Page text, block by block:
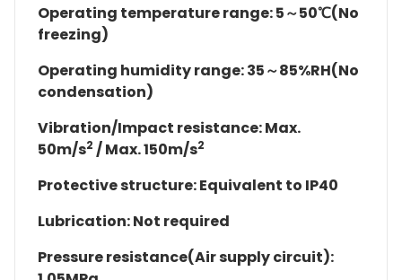
Operating temperature range: 5～50℃(No
freezing)
Operating humidity range: 35～85%RH(No
condensation)
Vibration/Impact resistance: Max.
50m/s2 / Max. 150m/s2
Protective structure: Equivalent to IP40
Lubrication: Not required
Pressure resistance(Air supply circuit):